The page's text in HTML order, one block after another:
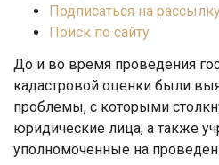
Подписаться на
Поиск по сайту
До и во время проведения
кадастровой оценки были
проблемы, с которыми
юридические лица, а также
уполномоченные на